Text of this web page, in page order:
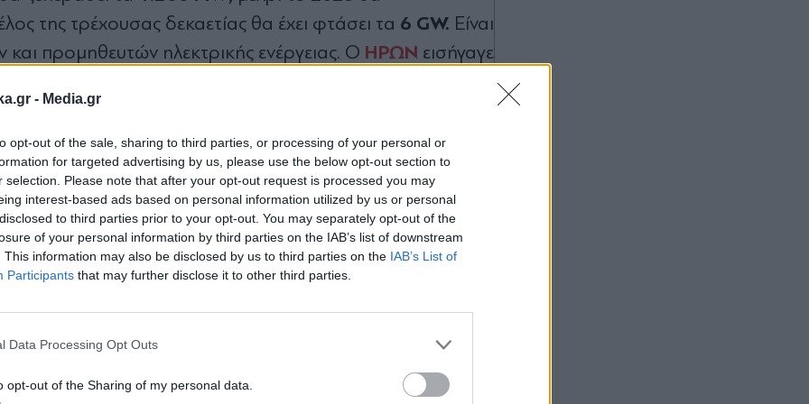
- Media.gr
opt-out of the sale, sharing to third parties, or processing of your personal or
for targeted advertising by us, please use the below opt-out section to
selection. Please note that after your opt-out request is processed you may
interest-based ads based on personal information utilized by us or personal
to third parties prior to your opt-out. You may separately opt-out of the
of your personal information by third parties on the IAB’s list of downstream
This information may also be disclosed by us to third parties on the IAB’s List of
Participants that may further disclose it to other third parties.
Data Processing Opt Outs
opt-out of the Sharing of my personal data.
της τρέχουσας δεκαετίας θα έχει φτάσει τα 6 GW. Είναι
προµηθευτών ηλεκτρικής ενέργειας. Ο ΗΡΩΝ εισήγαγε
και πρόσφατα
κέρδη 661,8 εκατ. και καθαρά κέρδη
το 2022
newsletter